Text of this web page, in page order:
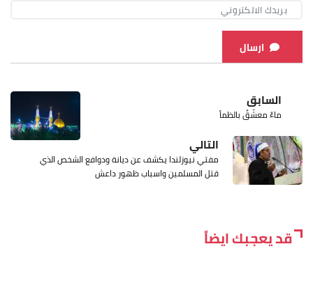
ارسال
السابق
ماءٌ معشّقٌ بالظمأ
التالي
مفتي نيوزلندا يكشف عن ديانة ودوافع الشخص الذي
قتل المسلمين واسباب ظهور داعش
قد يعجبك ايضاً